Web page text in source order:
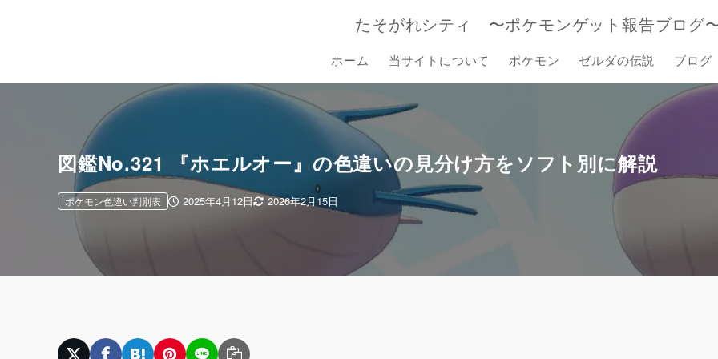
たそがれシティ 〜ポケモンゲット報告ブログ
ホーム 当サイトについて ポケモン ゼルダの伝説 ブログ
図鑑No.321 『ホエルオー』の色違いの見分け方をソフト別に解説
2025年4月12日 2026年2月15日
ポケモン色違い判別表